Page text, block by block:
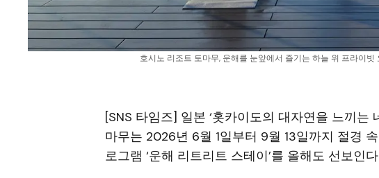
호시노 리조트 토마무, 운해를 눈앞에서 즐기는 하늘 위 프라이
[SNS 타임즈] 일본 ‘홋카이도의 대자연을 느끼는
마무는 2026년 6월 1일부터 9월 13일까지 절경
로그램 ‘운해 리트리트 스테이’를 올해도 선보인